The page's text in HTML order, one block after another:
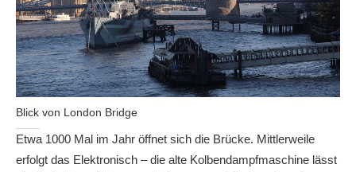
Blick von London Bridge
Etwa 1000 Mal im Jahr öffnet sich die Brücke. Mittlerweile
erfolgt das Elektronisch – die alte Kolbendampfmaschine lässt